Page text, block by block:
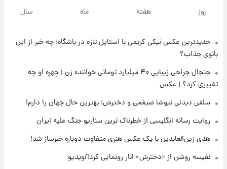
جزئیات
۱۴ ساعت پیش
آتش‌سوزی در لوناپارک شیراز؛ آخرین وضعیت
خزندگان خطرناک پس از حادثه
۱۹ ساعت پیش
خواستگار ۵۰ساله شاهدخت لئونور بازداشت شد
روز هفته ماه سال
جدیدترین عکس نیکی کریمی با استایل تازه در باشگاه؛ چه خبر از این
بانوی جذاب؟
جنجال جراحی زیبایی ۴۰ میلیارد تومانی خواننده زن | چهره او چه
تغییری کرد؟ | عکس
سلفی دیدنی نیوشا ضیغمی و دخترش؛ بهترین حال جهان را دارم!
روایت رسانه انگلیسی از خطرناک ترین سناریو جنگ علیه ایران
هدی زین‌العابدین با یک عکس هنری متفاوت دوباره خبرساز شد!
نفیسه روشن از «دخترش» انار رونمایی کرد!/ویدیو